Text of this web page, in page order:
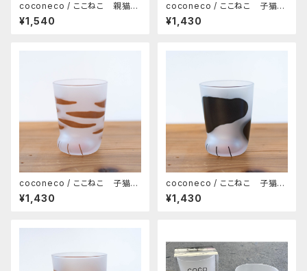
coconeco / ここねこ 親猫タ
ンブラー 300ml（ブチ）
¥1,540
coconeco / ここねこ 子猫タ
ンブラー 230ml（ミケ）
¥1,430
coconeco / ここねこ 子猫タ
ンブラー 230ml（トラ）
¥1,430
coconeco / ここねこ 子猫タ
ンブラー 230ml（ブチ）
¥1,430